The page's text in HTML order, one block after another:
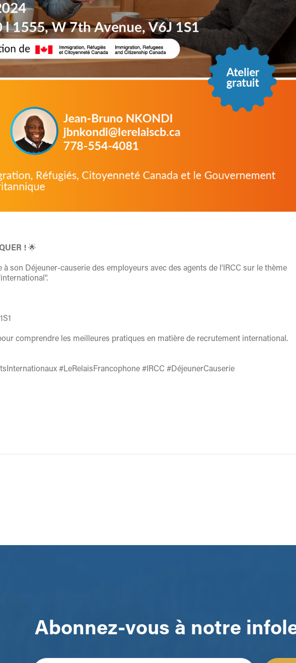
!🌟
son Déjeuner-causerie des employeurs avec des agents de l'IRCC sur le thème
comprendre les meilleures pratiques en matière de recrutement international.
#LeRelaisFrancophone #IRCC #DéjeunerCauserie
Abonnez-vous à notre